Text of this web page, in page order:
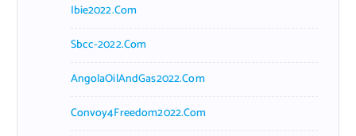
Ibie2022.com
Sbcc-2022.com
AngolaOilAndGas2022.com
Convoy4Freedom2022.com